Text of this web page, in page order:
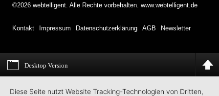
©2026 webtelligent. Alle Rechte vorbehalten. www.webtelligent.de
Kontakt Impressum Datenschutzerklärung AGB Newsletter
Desktop Version
Diese Seite nutzt Website Tracking-Technologien von Dritten,